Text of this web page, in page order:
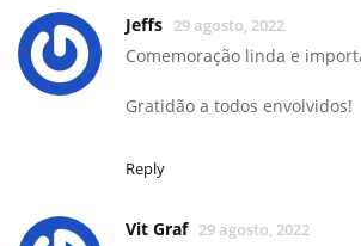
Jeffs 29 agosto, 2022
Comemoração linda e
Gratidão a todos envolvidos!
Reply
Vit Graf 29 agosto, 2022